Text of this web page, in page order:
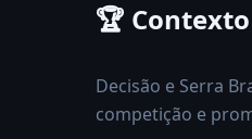
🏆
Decisão e Serra
competição e